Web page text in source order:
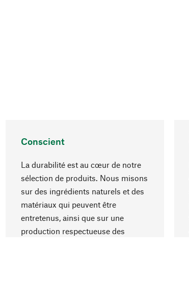
Conscient
La durabilité est au cœur de notre
sélection de produits. Nous misons
sur des ingrédients naturels et des
matériaux qui peuvent être
entretenus, ainsi que sur une
production respectueuse des